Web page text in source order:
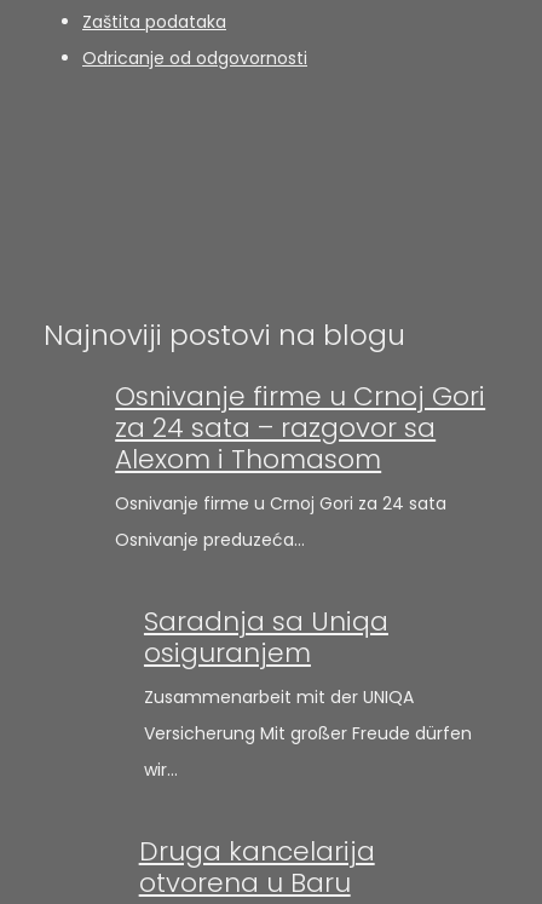
Zaštita podataka
Odricanje od odgovornosti
Najnoviji postovi na blogu
Osnivanje firme u Crnoj Gori
za 24 sata – razgovor sa
Alexom i Thomasom
Osnivanje firme u Crnoj Gori za 24 sata
Osnivanje preduzeća…
Saradnja sa Uniqa
osiguranjem
Zusammenarbeit mit der UNIQA
Versicherung Mit großer Freude dürfen
wir…
Druga kancelarija
otvorena u Baru